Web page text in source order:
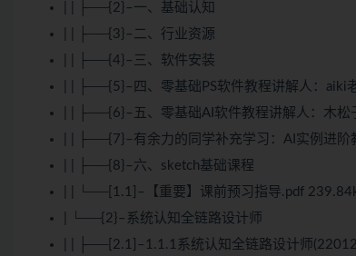
| | ├──{2}–一、基础认知
| | ├──{3}–二、行业资源
| | ├──{4}–三、软件安装
| | ├──{5}–四、零基础PS软件教程讲解人：aiki
| | ├──{6}–五、零基础AI软件教程讲解人：木松
| | ├──{7}–有余力的同学补充学习：AI实例进阶
| | ├──{8}–六、sketch基础课程
| | └──[1.1]–【重要】课前预习指导.pdf
| └──{2}–系统认知全链路设计师
| | ├──[2.1]–1.1.1系统认知全链路设计师